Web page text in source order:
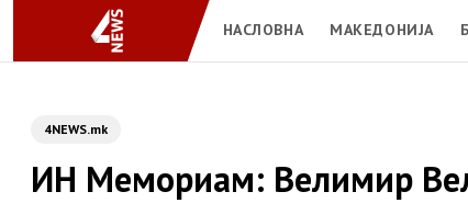
НАСЛОВНА МАКЕДОНИЈА
4NEWS.mk
ИН Мемориам: Велимир